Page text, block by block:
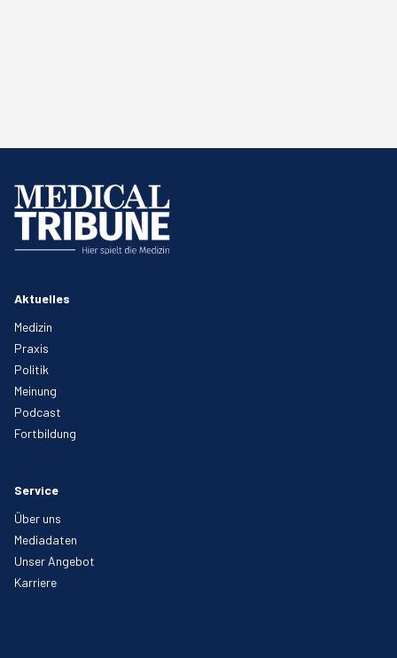
Aktuelles
Medizin
Praxis
Politik
Meinung
Podcast
Fortbildung
Service
Über uns
Mediadaten
Unser Angebot
Karriere